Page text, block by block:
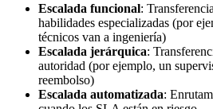
Escalada funcional:
habilidades especializadas (por
técnicos van a ingeniería)
Escalada jerárquica:
autoridad (por ejemplo, un
reembolso)
Escalada automatizada: